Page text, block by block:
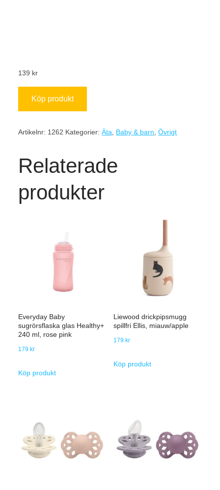
139 kr
Köp produkt
Artikelnr: 1262 Kategorier:Äta Baby & barn ,Övrigt
Relaterade
produkter
Everyday Baby
sugrörsflaska glas Healthy+
240 ml, rose pink
179 kr
Köp produkt
Liewood drickpipsmugg
spillfri Ellis, miauw/apple
179 kr
Köp produkt